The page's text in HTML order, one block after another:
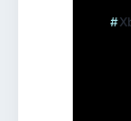
Tags: